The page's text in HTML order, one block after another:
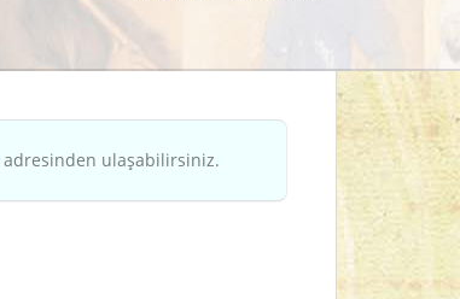
adresinden ulaşabilirsiniz.